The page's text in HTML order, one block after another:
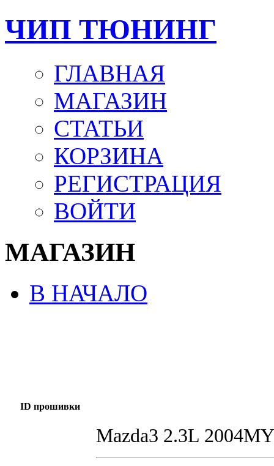
ЧИП ТЮНИНГ
ГЛАВНАЯ
МАГАЗИН
СТАТЬИ
КОРЗИНА
РЕГИСТРАЦИЯ
ВОЙТИ
МАГАЗИН
В НАЧАЛО
ID прошивки
Mazda3 2.3L 2004MY